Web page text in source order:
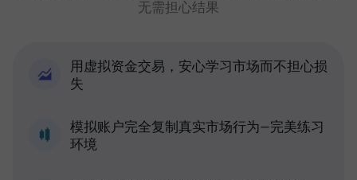
无需担心结果
用虚拟资金交易，安心学习市场而不担心损
失
模拟账户完全复制真实市场行为—完美练习
环境